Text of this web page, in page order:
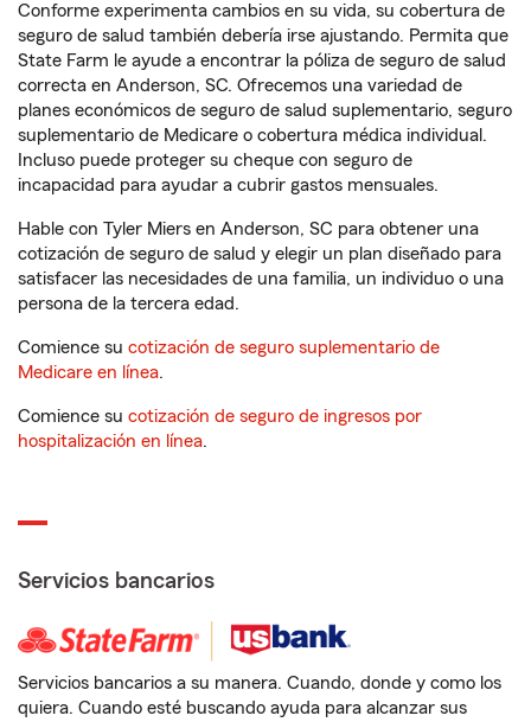
Conforme experimenta cambios en su vida, su cobertura de
seguro de salud también debería irse ajustando. Permita que
State Farm le ayude a encontrar la póliza de seguro de salud
correcta en Anderson, SC. Ofrecemos una variedad de
planes económicos de seguro de salud suplementario, seguro
suplementario de Medicare o cobertura médica individual.
Incluso puede proteger su cheque con seguro de
incapacidad para ayudar a cubrir gastos mensuales.
Hable con Tyler Miers en Anderson, SC para obtener una
cotización de seguro de salud y elegir un plan diseñado para
satisfacer las necesidades de una familia, un individuo o una
persona de la tercera edad.
Comience su cotización de seguro suplementario de
Medicare en línea.
Comience su cotización de seguro de ingresos por
hospitalización en línea.
Servicios bancarios
Servicios bancarios a su manera. Cuando, donde y como los
quiera. Cuando esté buscando ayuda para alcanzar sus